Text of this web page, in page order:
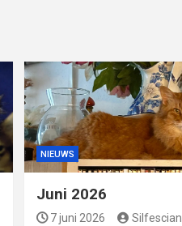
NIEUWS
Juni 2026
7 juni 2026 Silfescian